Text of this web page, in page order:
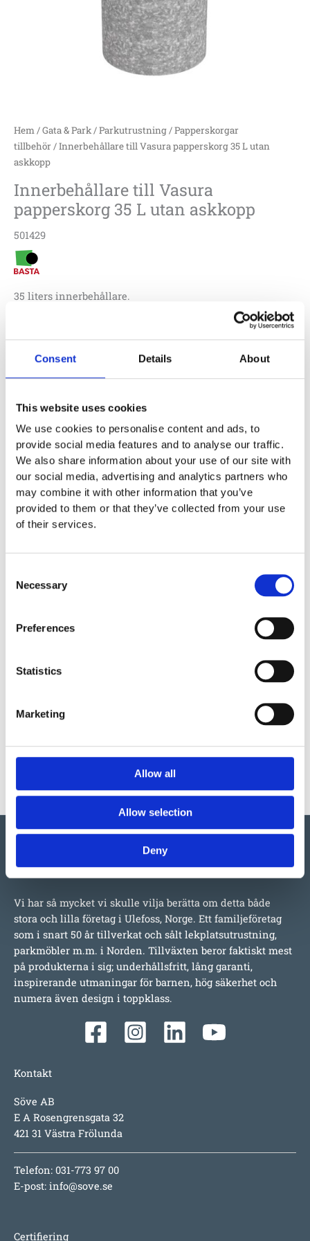
Consent Details About
This website uses cookies
We use cookies to personalise content and ads, to
provide social media features and to analyse our traffic.
We also share information about your use of our site with
our social media, advertising and analytics partners who
may combine it with other information that you’ve
provided to them or that they’ve collected from your use
of their services.
Selection
Necessary
Preferences
Statistics
Marketing
Allow all
Allow selection
Deny
Hem/Gata & Park/Parkutrustning/Papperskorgar
tillbehör/ Innerbehållare till Vasura papperskorg 35 L utan
askkopp
Innerbehållare till Vasura
papperskorg 35 L utan askkopp
501429
35 liters innerbehållare.
Lägg till i offertförfrågan
Specifikationer
Monteringstid
Monteringstid
Gäller totalt mantimmar.
på hemsidan.
Vi har så mycket vi skulle vilja berätta om detta både
stora och lilla företag i Ulefoss, Norge. Ett familjeföretag
som i snart 50 år tillverkat och sålt lekplatsutrustning,
parkmöbler m.m. i Norden. Tillväxten beror faktiskt mest
på produkterna i sig; underhållsfritt, lång garanti,
inspirerande utmaningar för barnen, hög säkerhet och
numera även design i toppklass.
Kontakt
Söve AB
E A Rosengrensgata 32
421 31 Västra Frölunda
Telefon: 031-773 97 00
E-post: info@sove.se
Certifiering